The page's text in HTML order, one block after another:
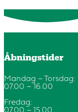
Åbningstider
Mandag – Torsdag:
07.00 – 16.00
Fredag:
07.00 – 15.00